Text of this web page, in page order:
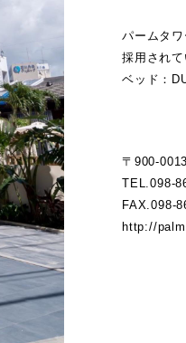
パームタ
採用されて
ベッド：
〒900-
TEL.098-
FAX.098-
http://